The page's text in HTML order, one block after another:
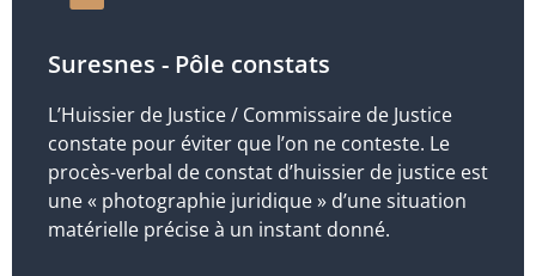
Suresnes - Pôle constats
L’Huissier de Justice / Commissaire de Justice
constate pour éviter que l’on ne conteste. Le
procès-verbal de constat d’huissier de justice est
une « photographie juridique » d’une situation
matérielle précise à un instant donné.